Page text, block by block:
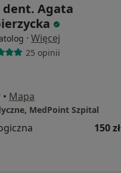
dent. Agata
· Więcej
25 opinii
• Mapa
MedPoint Szpital
150 zł